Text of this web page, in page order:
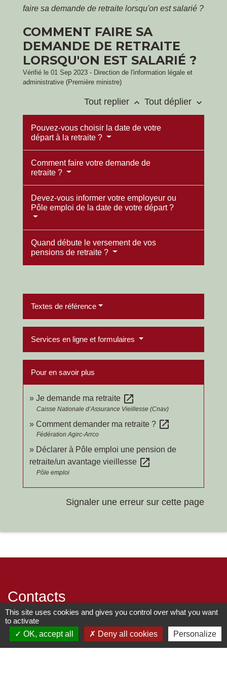
faire sa demande de retraite lorsqu'on est salarié ?
COMMENT FAIRE SA
DEMANDE DE RETRAITE
LORSQU'ON EST SALARIÉ ?
Vérifié le 01 Sep 2023 - Direction de l'information légale et
administrative (Première ministre)
Tout replier keyboard_arrow_up Tout déplier keyboard_arrow_down
Pouvez-vous choisir la date de votre
départ à la retraite ?
Comment faire votre demande de
retraite ?
Devez-vous informer votre employeur ou
Pôle emploi de la date de votre départ ?
Quand débute le versement de vos
pensions de retraite ?
Textes de référence
Services en ligne et formulaires
Pour en savoir plus
Je demande ma retraite open_in_new
Caisse Nationale d’Assurance Vieillesse (Cnav)
Comment demander ma retraite ? open_in_new
Fédération Agirc-Arrco
Déclarer à Pôle emploi une pension de
retraite/un avantage vieillesse open_in_new
Pôle emploi
Signaler une erreur sur cette page
Contacts
Commune de Chilly-le-Vignoble
84 Rue des écoles
39570 Chilly-le-Vignoble - FRANCE
This site uses cookies and gives you control over what you want
to activate
OK, accept all
Deny all cookies Personalize